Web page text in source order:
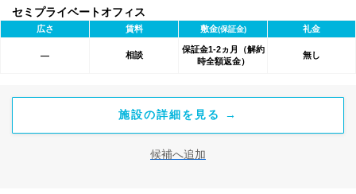
セミプライベートオフィス
広さ 賃料 敷金(保証金) 礼金
― 相談
保証金1-2ヵ月（解約
時全額返金）
無し
施設の詳細を見る →
候補へ追加